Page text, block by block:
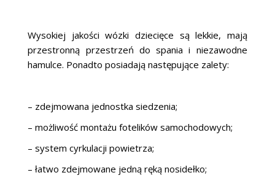
Wysokiej jakości wózki dziecięce są lekkie, mają
przestronną przestrzeń do spania i niezawodne
hamulce. Ponadto posiadają następujące zalety:
– zdejmowana jednostka siedzenia;
– możliwość montażu fotelików samochodowych;
– system cyrkulacji powietrza;
– łatwo zdejmowane jedną ręką nosidełko;